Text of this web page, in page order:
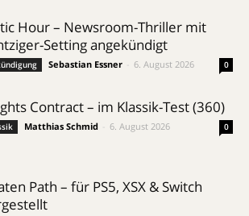
Hour – Newsroom-Thriller mit
Setting angekündigt
Sebastian Essner 6. August 2026 0
Contract – im Klassik-Test (360)
Matthias Schmid 6. August 2026 0
Path – für PS5, XSX & Switch